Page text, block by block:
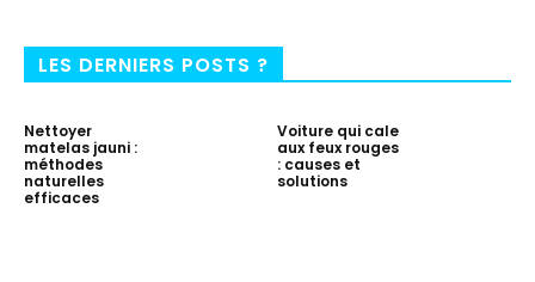
LES DERNIERS POSTS ?
Nettoyer
matelas jauni :
méthodes
naturelles
efficaces
Voiture qui cale
aux feux rouges
: causes et
solutions